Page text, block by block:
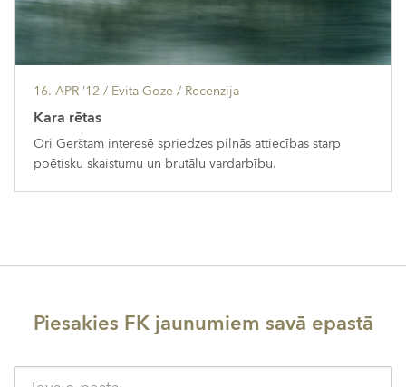
16. APR ’12 / Evita Goze / Recenzija
Kara rētas
Ori Gerštam interesē spriedzes pilnās attiecības starp
poētisku skaistumu un brutālu vardarbību.
Piesakies FK jaunumiem savā epastā